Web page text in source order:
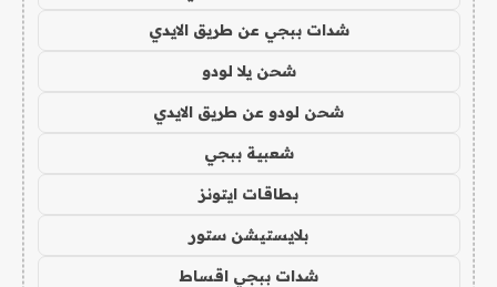
شدات ببجي عن طريق الايدي
شحن يلا لودو
شحن لودو عن طريق الايدي
شعبية ببجي
بطاقات ايتونز
بلايستيشن ستور
شدات ببجي اقساط